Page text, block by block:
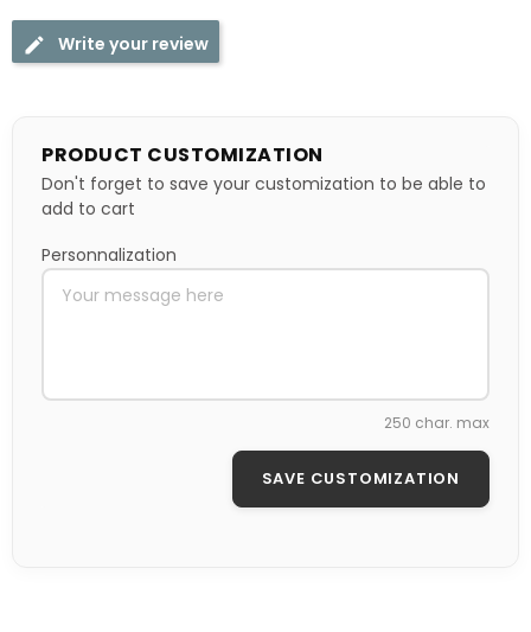
PRODUCT CUSTOMIZATION
Don't forget to save your customization to be able to
add to cart
Personnalization
250 char. max
SAVE CUSTOMIZATION
Write your review